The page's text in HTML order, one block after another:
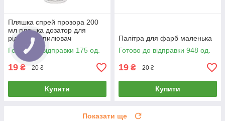
Пляшка спрей прозора 200
мл пляшка дозатор для
рідини розпилювач
Готово до відправки 175 од.
19 ₴ 20 ₴
Купити
Палітра для фарб маленька
Готово до відправки 948 од.
19 ₴ 20 ₴
Купити
Показати ще